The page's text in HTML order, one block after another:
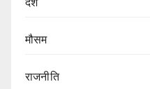
मौसम
राजनीति